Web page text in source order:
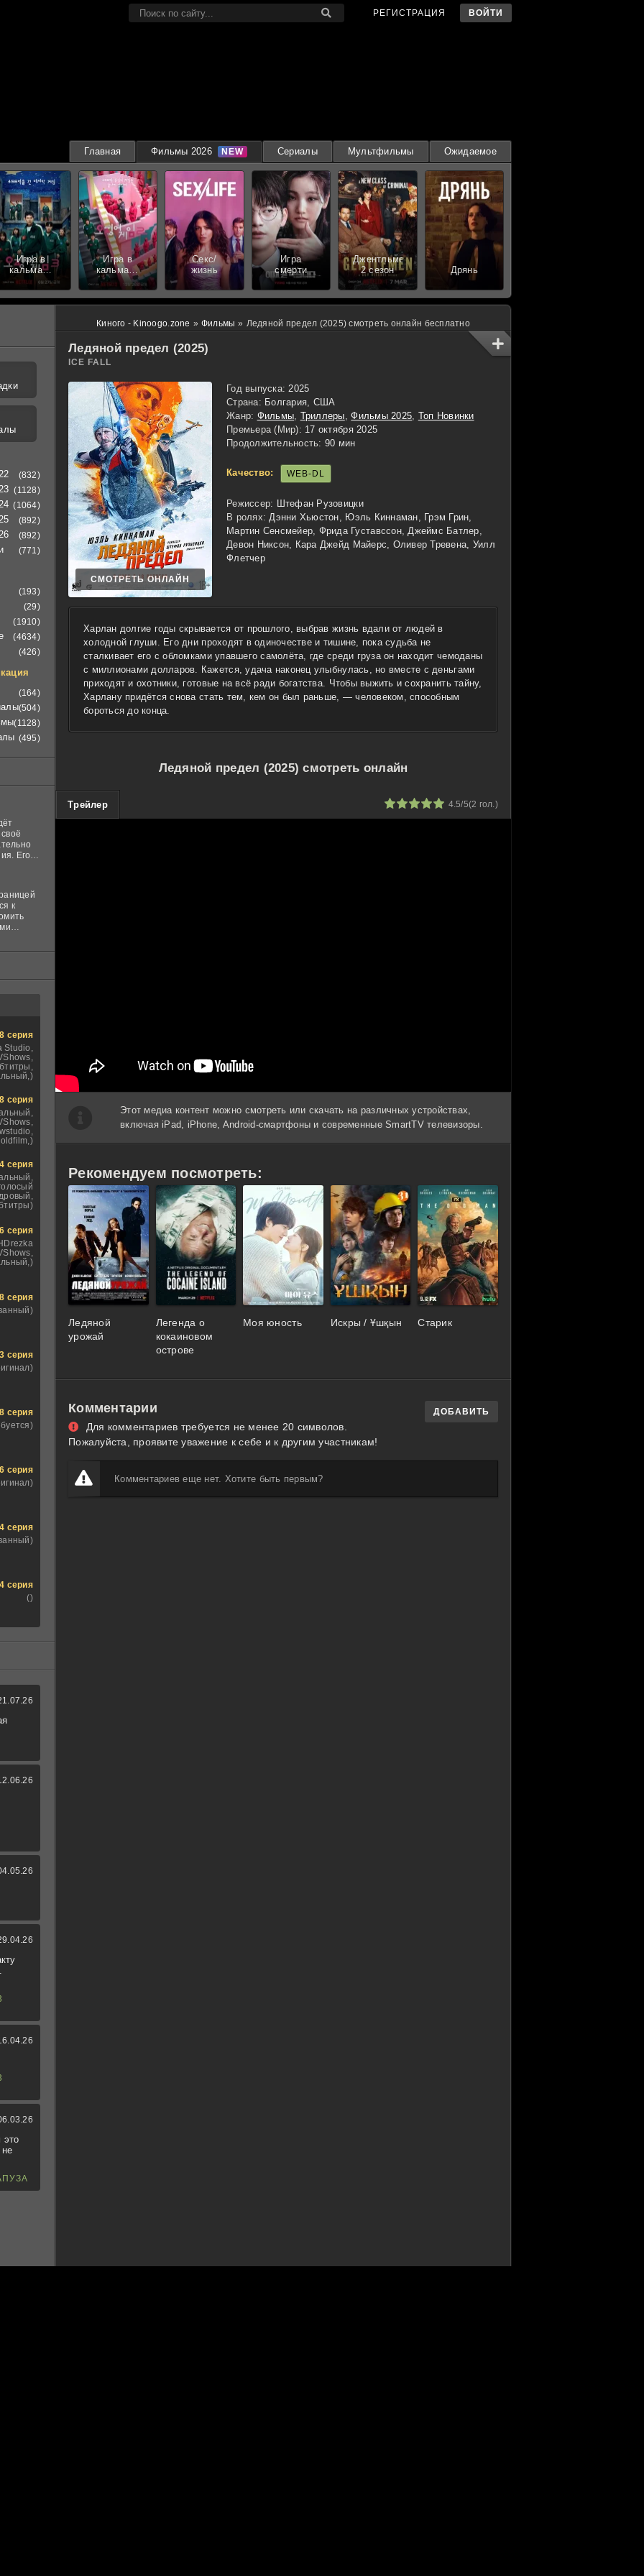
РЕГИСТРАЦИЯ ВОЙТИ
Главная Фильмы 2026 Сериалы Мультфильмы Ожидаемое
Игра в
кальмара
3 сезон
Игра в
кальмара
2 сезон
Секс/
жизнь
Игра
смерти
Джентльмены
2 сезон
Дрянь
Киного - Kinoogo.zone » Фильмы » Ледяной предел (2025) смотреть онлайн бесплатно
Ледяной предел (2025)
ICE FALL
СМОТРЕТЬ ОНЛАЙН
Год выпуска: 2025
Страна: Болгария, США
Жанр: Фильмы, Триллеры,Фильмы 2025, Топ Новинки
Премьера (Мир): 17 октября 2025
Продолжительность: 90 мин
Качество: WEB-DL
Режиссер: Штефан Рузовицки
В ролях: Дэнни Хьюстон, Юэль Киннаман, Грэм Грин,
Мартин Сенсмейер, Фрида Густавссон, Джеймс Батлер,
Девон Никсон, Кара Джейд Майерс, Оливер Тревена, Уилл
Флетчер
Харлан долгие годы скрывается от прошлого, выбрав жизнь вдали от людей в
холодной глуши. Его дни проходят в одиночестве и тишине, пока судьба не
сталкивает его с обломками упавшего самолёта, где среди груза он находит чемоданы
с миллионами долларов. Кажется, удача наконец улыбнулась, но вместе с деньгами
приходят и охотники, готовые на всё ради богатства. Чтобы выжить и сохранить тайну,
Харлану придётся снова стать тем, кем он был раньше, — человеком, способным
бороться до конца.
Ледяной предел (2025) смотреть онлайн
Трейлер 4.5/5(2 гол.)
Этот медиа контент можно смотреть или скачать на различных устройствах,
включая iPad, iPhone, Android-смартфоны и современные SmartTV телевизоры.
Рекомендуем посмотреть:
Ледяной
урожай
Легенда о
кокаиновом
острове
Моя юность Искры / Ұшқын Старик
Комментарии
Для комментариев требуется не менее 20 символов.
Пожалуйста, проявите уважение к себе и к другим участникам!
ДОБАВИТЬ
Комментариев еще нет. Хотите быть первым?
(832)
(1128)
(1064)
(892)
(892)
(771)
(193)
(29)
(1910)
(4634)
(426)
(164)
(504)
(1128)
(495)
Его
в
к
8 серия
Studio,
8 серия
серия
6 серия
8 серия
серия
серия
6 серия
4 серия
4 серия
()
это